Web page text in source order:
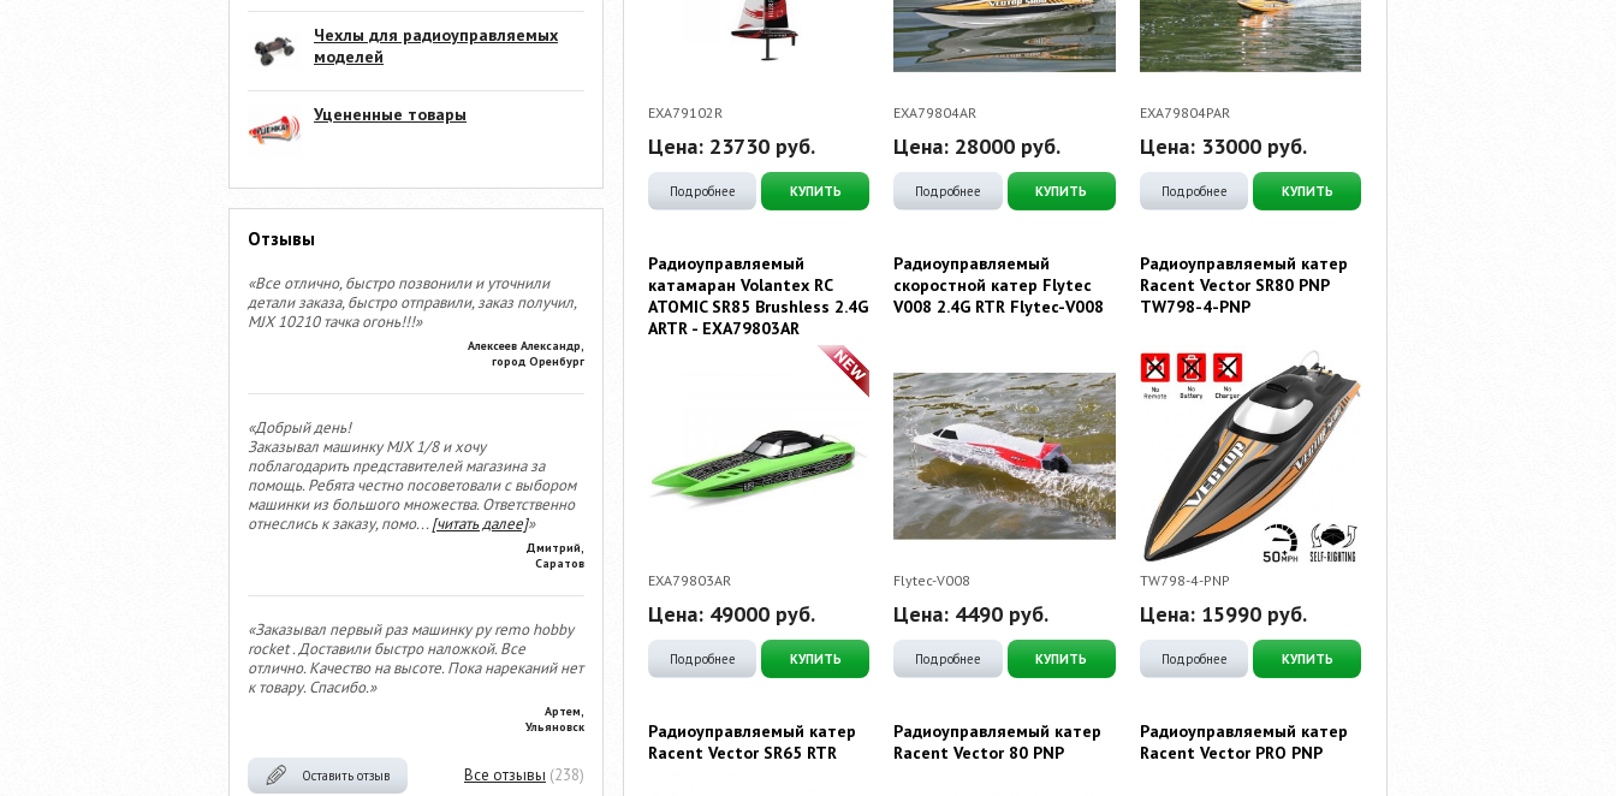
Чехлы для радиоуправляемых
моделей
Уцененные товары
Отзывы
«Все отлично, быстро позвонили и уточнили
детали заказа, быстро отправили, заказ получил,
MJX 10210 тачка огонь!!!»
Алексеев Александр,
город Оренбург
«Добрый день!
Заказывал машинку MJX 1/8 и хочу
поблагодарить представителей магазина за
помощь. Ребята честно посоветовали с выбором
машинки из большого множества. Ответственно
отнеслись к заказу, помо...[читать далее]»
Дмитрий,
Саратов
«Заказывал первый раз машинку ру remo hobby
rocket . Доставили быстро наложкой. Все
отлично. Качество на высоте. Пока нареканий нет
к товару. Спасибо.»
Артем,
Ульяновск
Оставить отзыв Все отзывы (238)
EXA79102R
Цена: 23730 руб.
Подробнее КУПИТЬ
EXA79804AR
Цена: 28000 руб.
Подробнее КУПИТЬ
EXA79804PAR
Цена: 33000руб.
Подробнее КУПИТЬ
Радиоуправляемый
катамаран Volantex RC
ATOMIC SR85 Brushless 2.4G
ARTR - EXA79803AR
EXA79803AR
Цена: 49000 руб.
Подробнее КУПИТЬ
Радиоуправляемый
скоростной катер Flytec
V008 2.4G RTR Flytec-V008
Flytec-V008
Цена: 4490 руб.
Подробнее КУПИТЬ
Радиоуправляемый катер
Racent Vector SR80 PNP
TW798-4-PNP
TW798-4-PNP
Цена: 15990руб.
Подробнее КУПИТЬ
Радиоуправляемый катер
Racent Vector SR65 RTR
Радиоуправляемый катер
Racent Vector 80 PNP
Радиоуправляемый катер
Racent Vector PRO PNP